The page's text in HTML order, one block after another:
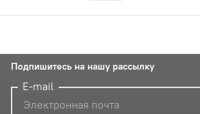
Подпишитесь на нашу рассылку
E-mail